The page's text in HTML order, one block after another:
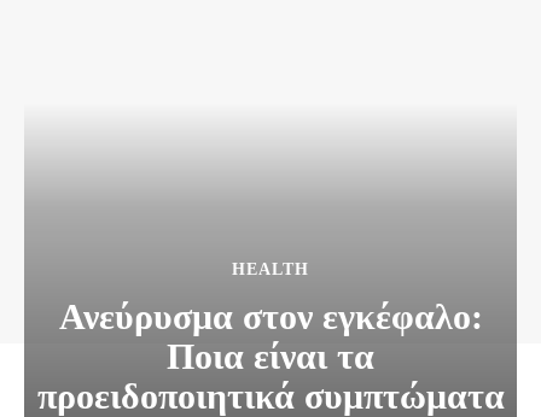
HEALTH
Ανεύρυσμα στον εγκέφαλο:
Ποια είναι τα
προειδοποιητικά συμπτώματα